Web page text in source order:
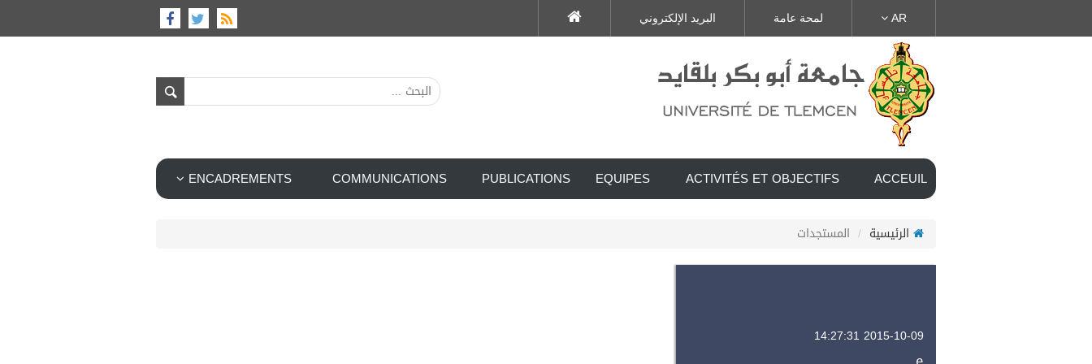
AR لمحة عامة البريد الإلكتروني
ACCEUIL
ACTIVITÉS ET OBJECTIFS
EQUIPES
PUBLICATIONS
COMMUNICATIONS
ENCADREMENTS
الرئيسية المستجدات
2015-10-09 14:27:31